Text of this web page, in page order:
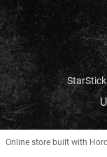
Online store built with